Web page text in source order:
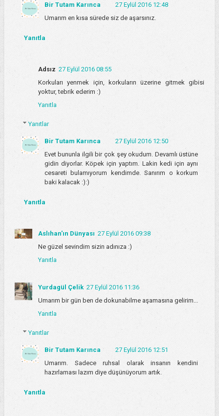
Bir Tutam Karınca
27 Eylül 2016 12:48
Umarım en kısa sürede siz de aşarsınız.
Yanıtla
Adsız 27 Eylül 2016 08:55
Korkuları yenmek için, korkuların üzerine gitmek gibisi
yoktur, tebrik ederim :)
Yanıtla
Yanıtlar
Bir Tutam Karınca
27 Eylül 2016 12:50
Evet bununla ilgili bir çok şey okudum. Devamlı üstüne
gidin diyorlar. Köpek için yaptım. Lakin kedi için aynı
cesareti bulamıyorum kendimde. Sanırım o korkum
baki kalacak :):)
Yanıtla
Aslıhan'ın Dünyası 27 Eylül 2016 09:38
Ne güzel sevindim sizin adınıza :)
Yanıtla
Yurdagül Çelik 27 Eylül 2016 11:36
Umarım bir gün ben de dokunabilme aşamasına gelirim...
Yanıtla
Yanıtlar
Bir Tutam Karınca
27 Eylül 2016 12:51
Umarım. Sadece ruhsal olarak insanın kendini
hazırlaması lazım diye düşünüyorum artık.
Yanıtla